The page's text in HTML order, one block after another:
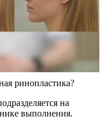
ринопластика?
на
выполнения.